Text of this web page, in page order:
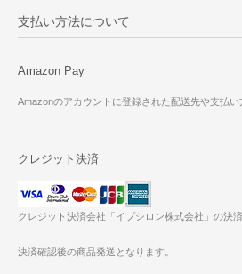
支払い方法について
Amazon Pay
Amazonのアカウントに登録された配送先や支払
クレジット決済
クレジット決済会社「イプシロン株式会社」の決
決済確認後の商品発送となります。